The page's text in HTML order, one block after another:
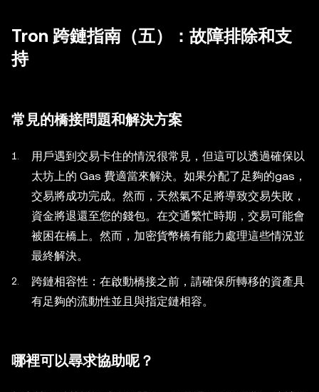
Tron 跨鏈指南（五）：故障排除和支
持
常見的橋接問題和解決方案
用戶遇到交易卡住的情況很常見，但這可以透過確保以
太坊上的 Gas 費適當來解決。如果分配了足夠的gas，
交易將成功完成。然而，天然氣不足將導致交易失敗，
資金將退還至您的錢包。在交通繁忙時期，交易可能會
被困在橋上。然而，加密貨幣橋有能力處理這些情況並
最終解決。
跨鏈相容性：在啟動橋接之前，請確保所轉移的資產具
有足夠的流動性並且與指定鏈相容。
哪裡可以尋求協助呢？